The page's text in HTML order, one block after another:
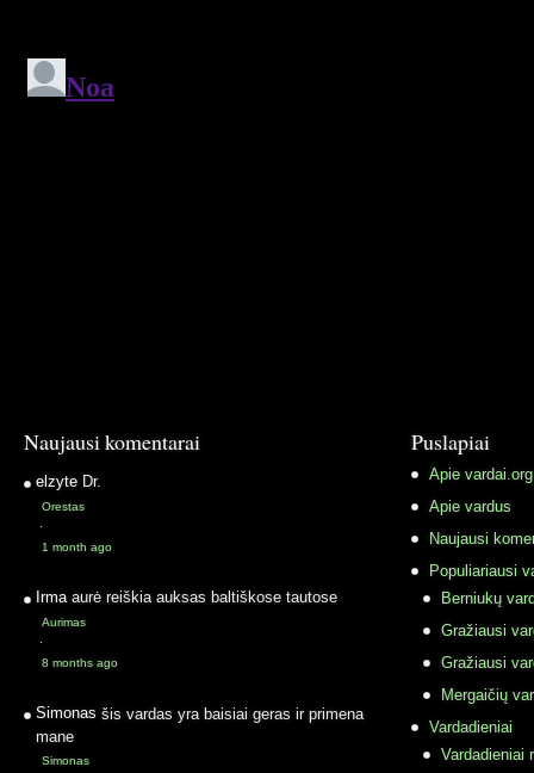
Naujausi komentarai
elzyte Dr.
Orestas
·
1 month ago
Irma aurė reiškia auksas baltiškose tautose
Aurimas
·
8 months ago
Simonas šis vardas yra baisiai geras ir primena
mane
Simonas
Puslapiai
Apie vardai.org
Apie vardus
Naujausi
Populiariausi
Berniukų
Gražiausi
Gražiausi
Mergaičių
Vardadieniai
Vardadieniai